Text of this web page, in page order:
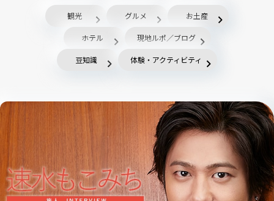
観光 グルメ お土産
ホテル 現地ルポ／ブログ
豆知識 体験・アクティビティ